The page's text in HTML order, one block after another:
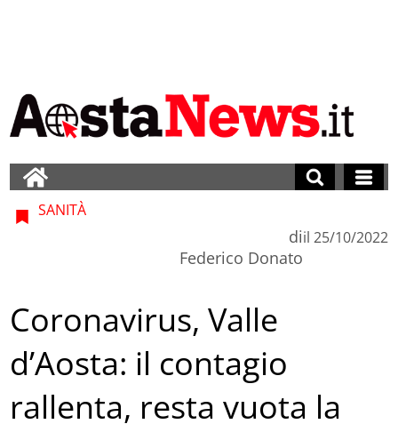
SANITÀ
di
Federico Donato
il 25/10/2022
Coronavirus, Valle
d’Aosta: il contagio
rallenta, resta vuota la